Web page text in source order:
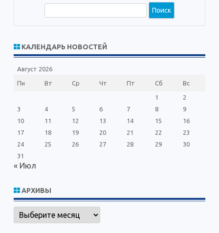
с
к
КАЛЕНДАРЬ НОВОСТЕЙ
Август 2026
Пн Вт Ср Чт Пт Сб Вс
1
2
3
4 5 6 7 8
9
10
11 12 13 14 15
16
17
18 19 20 21 22
23
24
25 26 27 28 29
30
31
« Июл
АРХИВЫ
Архивы